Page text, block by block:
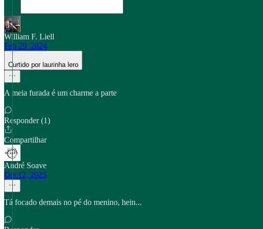
William F. Liell
Feb 29, 2024
Curtido por laurinha lero
A meia furada é um charme a parte
Responder (1)
Compartilhar
André Soave
Oct 12, 2025
Tá focado demais no pé do menino, hein...